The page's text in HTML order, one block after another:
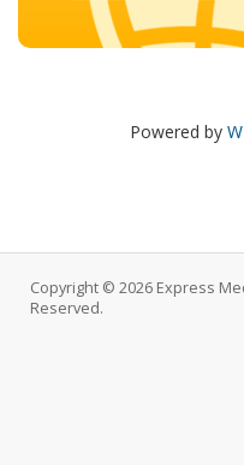
Powered by
Copyright © 2026 Express
Reserved.